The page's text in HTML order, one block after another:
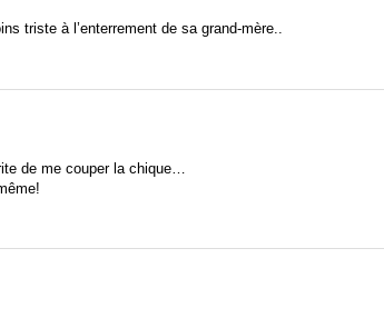
triste à l’enterrement de sa grand-mère..
de me couper la chique…